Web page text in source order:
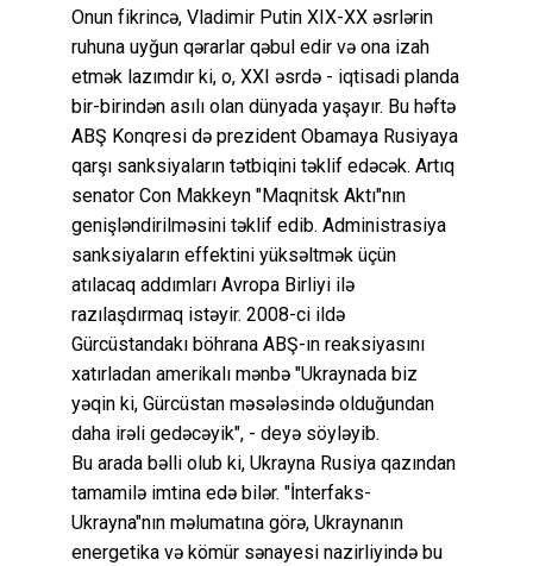
Onun fikrincə, Vladimir Putin XIX-XX əsrlərin
ruhuna uyğun qərarlar qəbul edir və ona izah
etmək lazımdır ki, o, XXI əsrdə - iqtisadi planda
bir-birindən asılı olan dünyada yaşayır. Bu həftə
ABŞ Konqresi də prezident Obamaya Rusiyaya
qarşı sanksiyaların tətbiqini təklif edəcək. Artıq
senator Con Makkeyn "Maqnitsk Aktı"nın
genişləndirilməsini təklif edib. Administrasiya
sanksiyaların effektini yüksəltmək üçün
atılacaq addımları Avropa Birliyi ilə
razılaşdırmaq istəyir. 2008-ci ildə
Gürcüstandakı böhrana ABŞ-ın reaksiyasını
xatırladan amerikalı mənbə "Ukraynada biz
yəqin ki, Gürcüstan məsələsində olduğundan
daha irəli gedəcəyik", - deyə söyləyib.
Bu arada bəlli olub ki, Ukrayna Rusiya qazından
tamamilə imtina edə bilər. "İnterfaks-
Ukrayna"nın məlumatına görə, Ukraynanın
energetika və kömür sənayesi nazirliyində bu